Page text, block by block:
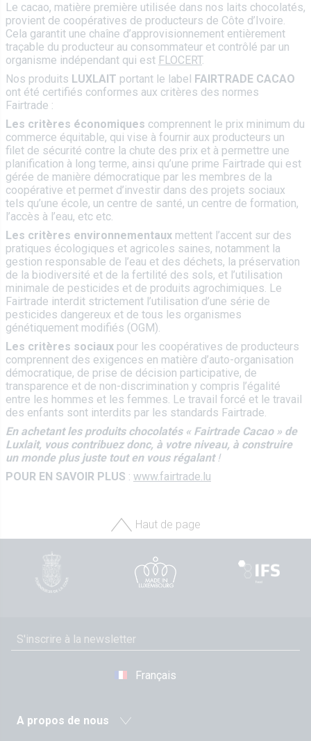
Le cacao, matière première utilisée dans nos laits chocolatés,
provient de coopératives de producteurs de Côte d’Ivoire.
Cela garantit une chaîne d’approvisionnement entièrement
traçable du producteur au consommateur et contrôlé par un
organisme indépendant qui est FLOCERT.
Nos produits LUXLAIT portant le label FAIRTRADE CACAO
ont été certifiés conformes aux critères des normes
Fairtrade :
Les critères économiques comprennent le prix minimum du
commerce équitable, qui vise à fournir aux producteurs un
filet de sécurité contre la chute des prix et à permettre une
planification à long terme, ainsi qu’une prime Fairtrade qui est
gérée de manière démocratique par les membres de la
coopérative et permet d’investir dans des projets sociaux
tels qu’une école, un centre de santé, un centre de formation,
l’accès à l’eau, etc etc.
Les critères environnementaux mettent l’accent sur des
pratiques écologiques et agricoles saines, notamment la
gestion responsable de l’eau et des déchets, la préservation
de la biodiversité et de la fertilité des sols, et l’utilisation
minimale de pesticides et de produits agrochimiques. Le
Fairtrade interdit strictement l’utilisation d’une série de
pesticides dangereux et de tous les organismes
génétiquement modifiés (OGM).
Les critères sociaux pour les coopératives de producteurs
comprennent des exigences en matière d’auto-organisation
démocratique, de prise de décision participative, de
transparence et de non-discrimination y compris l’égalité
entre les hommes et les femmes. Le travail forcé et le travail
des enfants sont interdits par les standards Fairtrade.
En achetant les produits chocolatés « Fairtrade Cacao » de
Luxlait, vous contribuez donc, à votre niveau, à construire
un monde plus juste tout en vous régalant!
POUR EN SAVOIR PLUS : www.fairtrade.lu
Haut de page
Français
A propos de nous